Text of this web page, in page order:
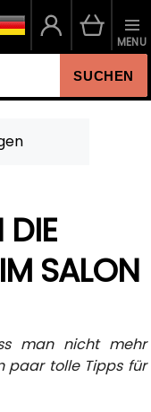
SUCHEN
MENU
SALON
man nicht mehr
paar tolle Tipps für